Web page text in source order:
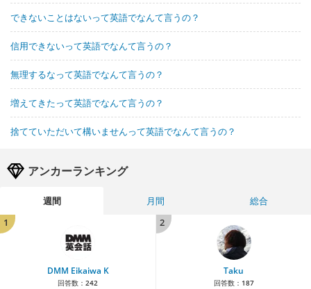
できないことはないって英語でなんて言うの？
信用できないって英語でなんて言うの？
無理するなって英語でなんて言うの？
増えてきたって英語でなんて言うの？
捨てていただいて構いませんって英語でなんて言うの？
アンカーランキング
週間 月間
総合
1
DMM Eikaiwa K
回答数： 242
2
Taku
回答数： 187